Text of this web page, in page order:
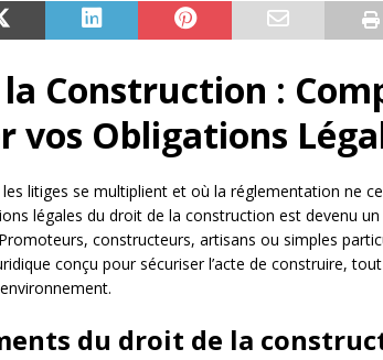
Construction :
vos Obligations
litiges se multiplient et où la réglementation ne
légales du droit de la construction est devenu
constructeurs, artisans ou simples
conçu pour sécuriser l’acte de construire,
du droit de la